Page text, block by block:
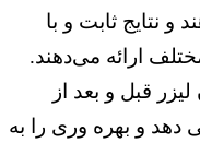
و نتایج ثابت و با
ارائه می‌دهند.
قبل و بعد از
و بهره وری را به